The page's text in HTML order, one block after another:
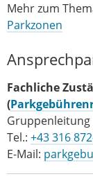
Mehr zum
Parkzonen
Fachliche
(
Tel.: +43 316
E-Mail: